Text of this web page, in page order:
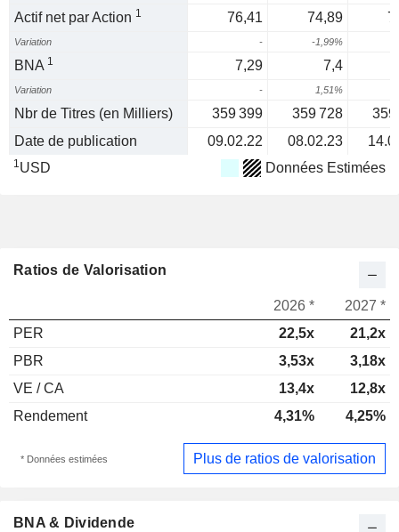
Actif net par Action 1 76,41 74,89
Variation - -1,99%
BNA 1 7,29 7,4
Variation - 1,51%
Nbr de Titres (en Milliers) 359 399 359 728
359
Date de publication
09.02.22 08.02.23
1USD Données Estimées
Ratios de Valorisation
2026 *
2027 *
PER
22,5x
21,2x
PBR
3,53x
3,18x
VE / CA
13,4x
12,8x
Rendement
4,31% 4,25%
* Données estimées Plus de ratios de valorisation
BNA & Dividende